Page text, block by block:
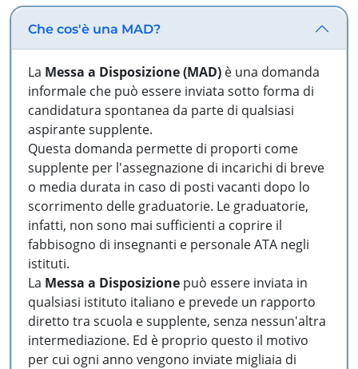
Che cos'è una MAD?
La Messa a Disposizione (MAD) è una domanda
informale che può essere inviata sotto forma di
candidatura spontanea da parte di qualsiasi
aspirante supplente.
Questa domanda permette di proporti come
supplente per l'assegnazione di incarichi di breve
o media durata in caso di posti vacanti dopo lo
scorrimento delle graduatorie. Le graduatorie,
infatti, non sono mai sufficienti a coprire il
fabbisogno di insegnanti e personale ATA negli
istituti.
La Messa a Disposizione può essere inviata in
qualsiasi istituto italiano e prevede un rapporto
diretto tra scuola e supplente, senza nessun'altra
intermediazione. Ed è proprio questo il motivo
per cui ogni anno vengono inviate migliaia di